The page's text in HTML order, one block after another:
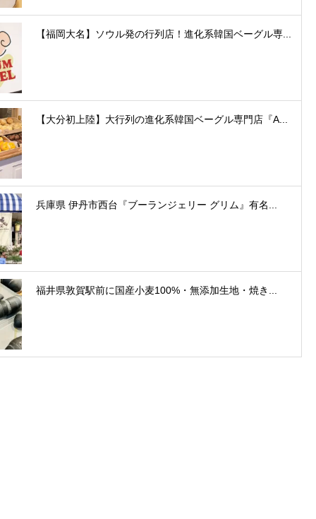
【福岡大名】ソウル発の行列店！進化系韓国ベーグル専...
【大分初上陸】大行列の進化系韓国ベーグル専門店『A...
兵庫県 伊丹市西台『ブーランジェリー グリム』有名...
福井県敦賀駅前に国産小麦100%・無添加生地・焼き...